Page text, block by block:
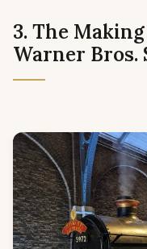
3. The
Warner Bros.